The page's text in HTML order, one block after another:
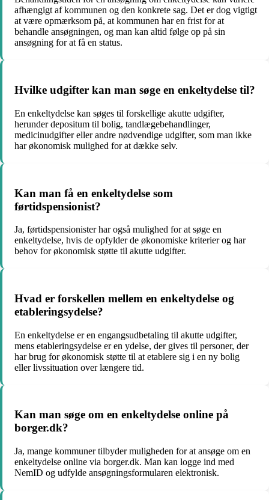
afhængigt af kommunen og den konkrete sag. Det er dog vigtigt
at være opmærksom på, at kommunen har en frist for at
behandle ansøgningen, og man kan altid følge op på sin
ansøgning for at få en status.
Hvilke udgifter kan man søge en enkeltydelse til?
En enkeltydelse kan søges til forskellige akutte udgifter,
herunder depositum til bolig, tandlægebehandlinger,
medicinudgifter eller andre nødvendige udgifter, som man ikke
har økonomisk mulighed for at dække selv.
Kan man få en enkeltydelse som
førtidspensionist?
Ja, førtidspensionister har også mulighed for at søge en
enkeltydelse, hvis de opfylder de økonomiske kriterier og har
behov for økonomisk støtte til akutte udgifter.
Hvad er forskellen mellem en enkeltydelse og
etableringsydelse?
En enkeltydelse er en engangsudbetaling til akutte udgifter,
mens etableringsydelse er en ydelse, der gives til personer, der
har brug for økonomisk støtte til at etablere sig i en ny bolig
eller livssituation over længere tid.
Kan man søge om en enkeltydelse online på
borger.dk?
Ja, mange kommuner tilbyder muligheden for at ansøge om en
enkeltydelse online via borger.dk. Man kan logge ind med
NemID og udfylde ansøgningsformularen elektronisk.